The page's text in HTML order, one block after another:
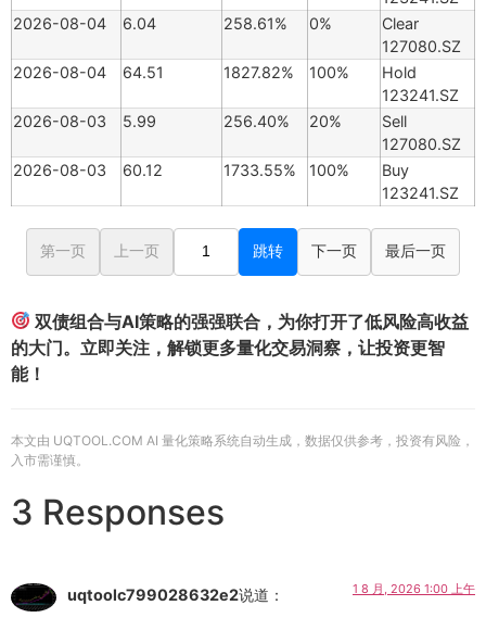
2026-08-04
6.04 258.61% 0%
Clear
127080.SZ
2026-08-04
64.51 1827.82% 100%
Hold
123241.SZ
2026-08-03
5.99 256.40% 20%
Sell
127080.SZ
2026-08-03
60.12 1733.55% 100%
Buy
123241.SZ
第一页 上一页 跳转 下一页 最后一页
双债组合与AI策略的强强联合，为你打开了低风险高收益
的大门。立即关注，解锁更多量化交易洞察，让投资更智
能！
本文由 UQTOOL.COM AI 量化策略系统自动生成，数据仅供参考，投资有风险，
入市需谨慎。
3 Responses
uqtoolc799028632e2说道： 1 8 月, 2026 1:00 上午